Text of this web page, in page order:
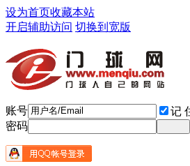
设为首页收藏本站
开启辅助访问 切换到宽版
账号 记
密码